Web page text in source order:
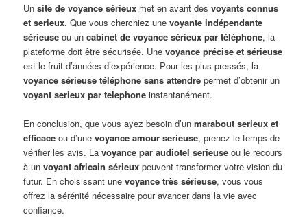
Unsite de voyance sérieux met en avant desvoyants connus
et serieux. Que vous cherchiez unevoyante indépendante
sérieuse ou uncabinet de voyance sérieux par téléphone, la
plateforme doit être sécurisée. Unevoyance précise et sérieuse
est le fruit d’années d’expérience. Pour les plus pressés, la
voyance sérieuse téléphone sans attendre permet d’obtenir un
voyant serieux par telephone instantanément.
En conclusion, que vous ayez besoin d’unmarabout serieux et
efficace ou d’unevoyance amour serieuse, prenez le temps de
vérifier les avis. Lavoyance par audiotel serieuse ou le recours
à unvoyant africain sérieux peuvent transformer votre vision du
futur. En choisissant unevoyance très sérieuse, vous vous
offrez la sérénité nécessaire pour avancer dans la vie avec
confiance.